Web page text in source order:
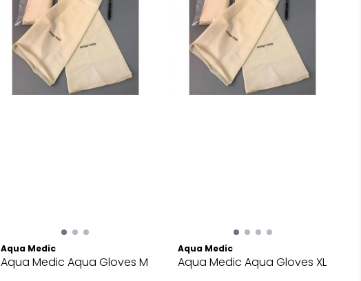
Aqua Medic
Aqua Medic Aqua Gloves M
Aqua Medic
Aqua Medic Aqua Gloves XL